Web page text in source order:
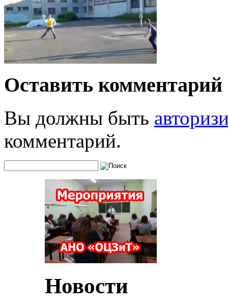
Оставить комментарий
Вы должны быть
комментарий.
Новости